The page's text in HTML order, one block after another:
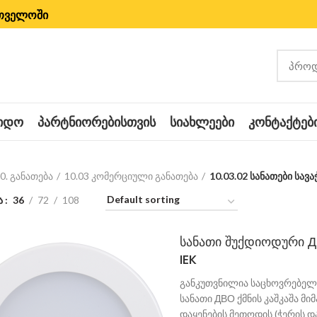
ᲞᲐᲠᲢᲜᲘᲝᲠᲔᲑᲘᲡᲗᲕᲘᲡ ᲡᲘᲐᲮᲚᲔᲔᲑᲘ
განათება 10.03 კომერციული განათება
10.03.02 სანათები
36 72 108
სანათი შუქდიოდური
IEK
განკუთვნილია
სანათი ДВО ქმნის კაშკაშა
დაყენების მეთოდის (ჭერის